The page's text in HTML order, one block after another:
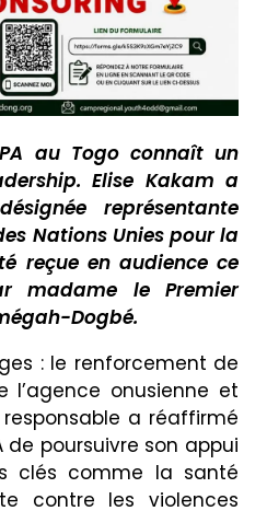
au Togo connaît un
Elise Kakam a
représentante
Nations Unies pour la
reçue en audience ce
madame le Premier
Dogbé.
: le renforcement de
l’agence onusienne et
a réaffirmé
de poursuivre son appui
clés comme la santé
contre les violences